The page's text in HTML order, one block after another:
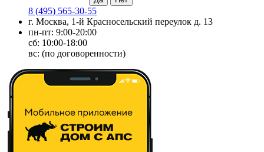
8 (495) 565-30-55
г. Москва, 1-й Красносельский переулок д. 13
пн-пт: 9:00-20:00
сб: 10:00-18:00
вс: (по договоренности)